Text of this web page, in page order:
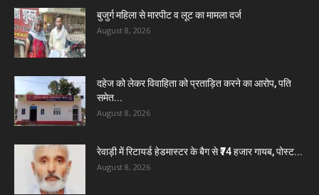
बुजुर्ग महिला से मारपीट व लूट का मामला दर्ज
August 8, 2026
दहेज को लेकर विवाहिता को प्रताड़ित करने का आरोप, पति
समेत...
August 8, 2026
रेवाड़ी में रिटायर्ड हेडमास्टर के बैग से ₹74 हजार गायब, पोस्ट...
August 8, 2026